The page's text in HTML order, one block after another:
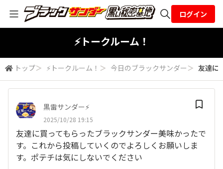
検索
ログイン
⚡トークルーム！
トップ＞ ⚡トークルーム！ ＞ 今日のブラックサンダー ＞ 友達に
黒雷サンダー⚡️
2025/10/28 19:15
友達に買ってもらったブラックサンダー美味かったで
す。これから投稿していくのでよろしくお願いしま
す。ポテチは気にしないでください